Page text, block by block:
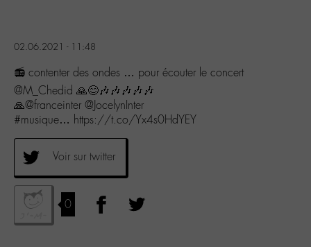
02.06.2021 - 11:48
📻 contenter des ondes … pour écouter le concert
@M_Chedid 🙏😊🎶🎶🎶🎶🎶
🙏@franceinter @JocelynInter
#musique… https://t.co/Yx4s0HdYEY
Voir sur twitter
0